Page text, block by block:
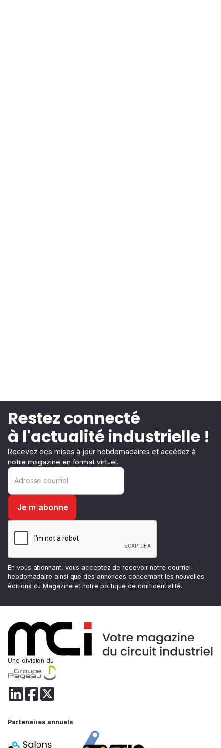
Restez connecté
à l'actualité industrielle !
Recevez des mises à jour hebdomadaires et accédez à
notre magazine en format virtuel.
En vous abonnant, vous acceptez de recevoir notre courriel
hebdomadaire ainsi que des annonces concernant les nouvelles
éditions du Magazine et notre politique de confidentialité.
Une division du
Partenaires annuels